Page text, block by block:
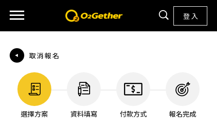
登 入
取消報名
選擇方案 資料填寫 付款方式 報名完成